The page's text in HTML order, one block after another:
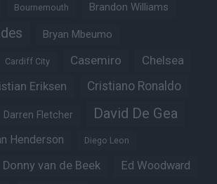
Bournemouth Brandon Williams
Bryan Mbeumo
Cardiff City Casemiro Chelsea
Eriksen Cristiano Ronaldo
Darren Fletcher David De Gea
Henderson Diego Leon
Donny van de Beek Ed Woodward